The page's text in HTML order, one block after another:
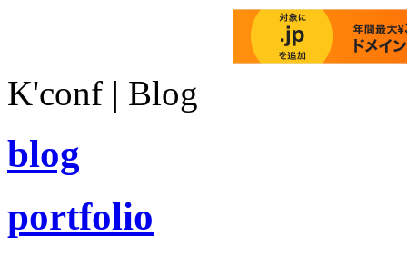
K'conf | Blog
blog
portfolio